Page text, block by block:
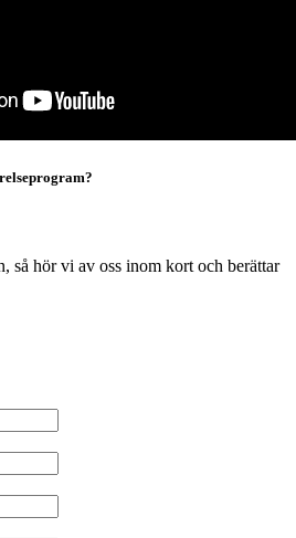
så hör vi av oss inom kort och berättar